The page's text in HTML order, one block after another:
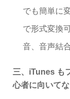
でも簡単に
で形式変換
音、音声結
三、iTunes も
心者に向いてな